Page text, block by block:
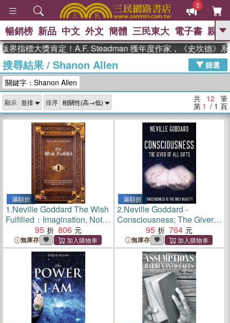
5
GO
熱搜： The Odyssey 、
父親節 、 如果歷史是一群喵 、 暑期
念華 、 台灣的李登輝時代 、 數學女
孩：黎曼猜想
偉大的迷走神經
暢銷榜 新品 中文 外文 簡體 三民東大 電子書 親子
指標大獎肯定！A.F. Steadman 獲年度作家，《史坎德》系
搜尋結果/ Shanon Allen
篩選
關鍵字：Shanon Allen
顯示 排序 共 12 筆
第 1 / 1 頁
滿額折
1.Neville Goddard The Wish
Fulfilled：Imagination, Not
Facts, Create Your Reality
95 806
無庫存
滿額折
2.Neville Goddard -
Consciousness; The Giver
Of All Gifts：God Is Your
Consciousness
95 764
無庫存